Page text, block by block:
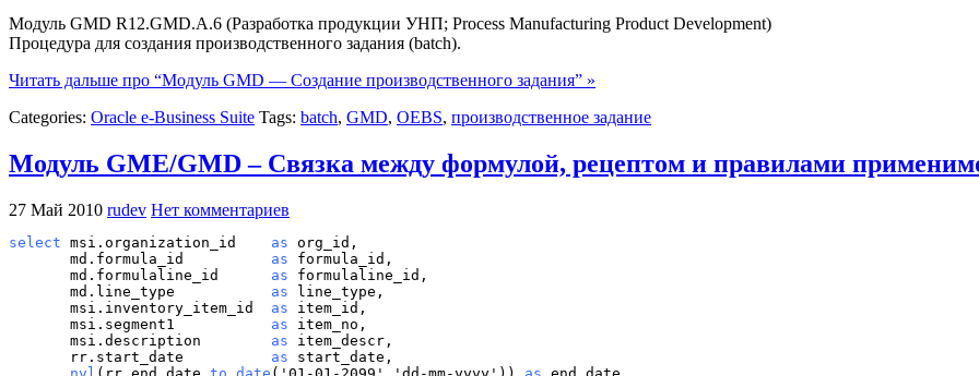
Модуль GMD R12.GMD.A.6 (Разработка продукции УНП; Process Manufacturing Product Development)
Процедура для создания производственного задания (batch).
Читать дальше про “Модуль GMD — Создание производственного задания” »
Categories: Oracle e-Business Suite Tags: batch, GMD, OEBS, производственное задание
Модуль GME/GMD – Связка между формулой, рецептом и правилами
27 Май 2010 rudev Нет комментариев
select msi.organization_id as org_id,
       md.formula_id
as formula_id,
       md.formulaline_id
as formulaline_id,
       md.line_type
as line_type,
       msi.inventory_item_id
as item_id,
       msi.segment1
as item_no,
       msi.description
as item_descr,
       rr.start_date
as